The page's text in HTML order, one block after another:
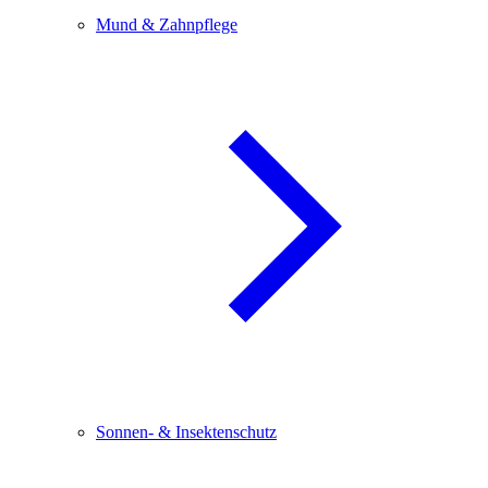
Mund & Zahnpflege
Sonnen- & Insektenschutz